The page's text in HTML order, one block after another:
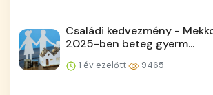
Családi kedvezmény -
2025-ben beteg gyerm...
1 év ezelőtt 9465